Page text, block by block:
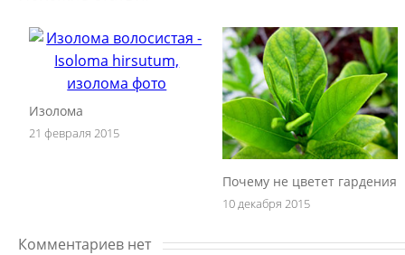
Изолома
21 февраля 2015
Почему не цветет гардения
10 декабря 2015
Комментариев нет